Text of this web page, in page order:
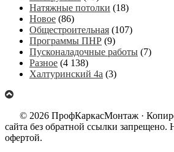
Натяжные потолки (18)
Новое (86)
Общестроительная (107)
Программы ПНР (9)
Пусконаладочные работы (7)
Разное (4 138)
Халтуринский 4а (3)
© 2026 ПрофКаркасМонтаж ·
сайта без обратной ссылки запрещено.
офертой.